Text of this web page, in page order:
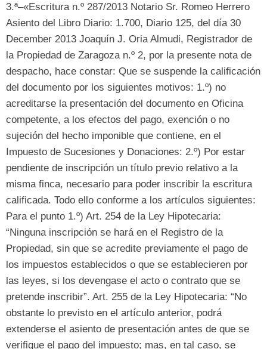
3.ª–«Escritura n.º 287/2013 Notario Sr. Romeo Herrero
Asiento del Libro Diario: 1.700, Diario 125, del día30
December 2013 Joaquín J. Oria Almudi, Registrador de
la Propiedad de Zaragoza n.º 2, por la presente nota de
despacho, hace constar: Que se suspende la calificación
del documento por los siguientes motivos: 1.º) no
acreditarse la presentación del documento en Oficina
competente, a los efectos del pago, exención o no
sujeción del hecho imponible que contiene, en el
Impuesto de Sucesiones y Donaciones: 2.º) Por estar
pendiente de inscripción un título previo relativo a la
misma finca, necesario para poder inscribir la escritura
calificada. Todo ello conforme a los artículos siguientes:
Para el punto 1.º) Art. 254 de la Ley Hipotecaria:
“Ninguna inscripción se hará en el Registro de la
Propiedad, sin que se acredite previamente el pago de
los impuestos establecidos o que se establecieren por
las leyes, si los devengase el acto o contrato que se
pretende inscribir”. Art. 255 de la Ley Hipotecaria: “No
obstante lo previsto en el artículo anterior, podrá
extenderse el asiento de presentación antes de que se
verifique el pago del impuesto; mas, en tal caso, se